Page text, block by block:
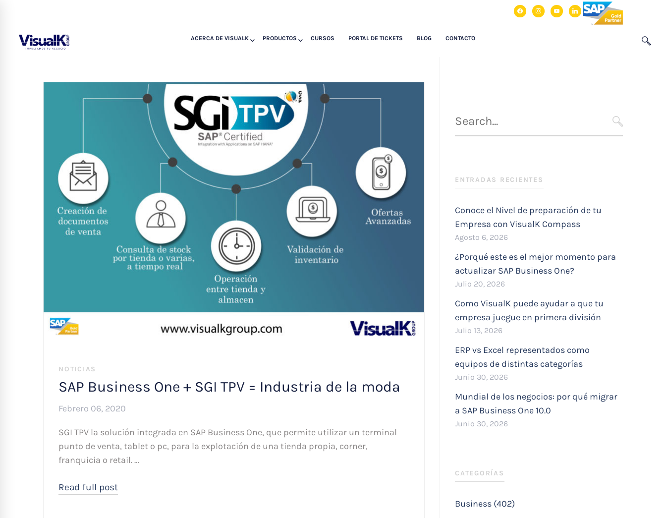
facebookinstagram
youtubelinkedin
ACERCA DE VISUALK PRODUCTOS CURSOS PORTAL DE TICKETS BLOG CONTACTO
NOTICIAS
SAP Business One + SGI TPV = Industria de la moda
Febrero 06, 2020
SGI TPV la solución integrada en SAP Business One, que permite utilizar un terminal
punto de venta, tablet o pc, para la explotación de una tienda propia, corner,
franquicia o retail. …
Read full post
para
SEARCH
ENTRADAS RECIENTES
Conoce el Nivel de preparación de tu
Empresa con VisualK Compass
Agosto 6, 2026
¿Porqué este es el mejor momento para
actualizar SAP Business One?
Julio 20, 2026
Como VisualK puede ayudar a que tu
empresa juegue en primera división
Julio 13, 2026
ERP vs Excel representados como
equipos de distintas categorías
Junio 30, 2026
Mundial de los negocios: por qué migrar
a SAP Business One 10.0
Junio 30, 2026
CATEGORÍAS
Business (402)